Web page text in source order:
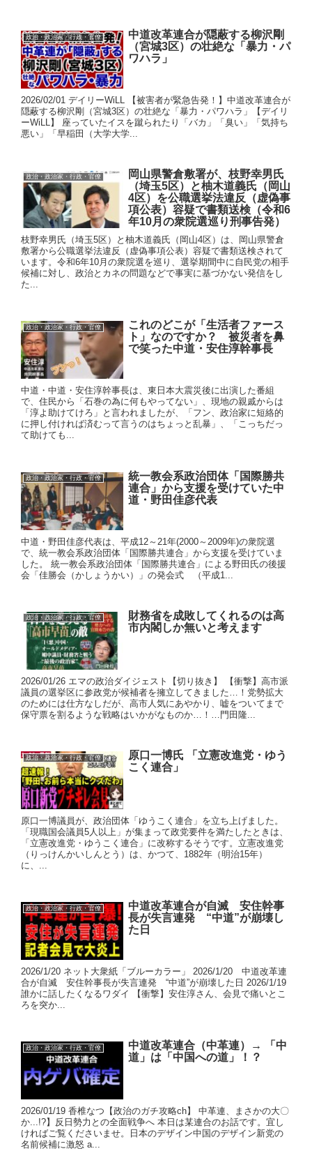
政治・政治家・行政・官僚
中道改革連合が隠蔽する柳沢剛
（宮城3区）の壮絶な「暴力・パ
ワハラ」
2026/02/01 デイリーWiLL 【被害者が緊急告発！】中道改革連合が
隠蔽する柳沢剛（宮城3区）の壮絶な「暴力・パワハラ」【デイリ
ーWiLL】 座っていたイスを蹴られたり「バカ」「臭い」「気持ち
悪い」「早稲田（大学大学...
政治・政治家・行政・官僚
岡山県警倉敷署が、枝野幸男氏
（埼玉5区）と柚木道義氏（岡山
4区）を公職選挙法違反（虚偽事
項公表）容疑で書類送検（令和6
年10月の衆院選巡り刑事告発）
枝野幸男氏（埼玉5区）と柚木道義氏（岡山4区）は、岡山県警倉
敷署から公職選挙法違反（虚偽事項公表）容疑で書類送検されて
います。令和6年10月の衆院選を巡り、選挙期間中に自民党の相手
候補に対し、政治とカネの問題などで事実に基づかない発信をし
た...
政治・政治家・行政・官僚
これのどこが「生活者ファース
ト」なのですか？ 被災者を鼻
で笑った中道・安住淳幹事長
中道・中道・安住淳幹事長は、東日本大震災後に出演した番組
で、住民から「石巻の為に何もやってない」、現地の親戚からは
「淳よ助けてけろ」と言われましたが、「フン、政治家に短絡的
に押し付ければ済むって言うのはちょっと乱暴」、「こっちだっ
て助けても...
政治・政治家・行政・官僚
統一教会系政治団体「国際勝共
連合」から支援を受けていた中
道・野田佳彦代表
中道・野田佳彦代表は、平成12～21年(2000～2009年)の衆院選
で、統一教会系政治団体「国際勝共連合」から支援を受けていま
した。 統一教会系政治団体「国際勝共連合」による野田氏の後援
会「佳勝会（かしょうかい）」の発会式 （平成1...
政治・政治家・行政・官僚
財務省を成敗してくれるのは高
市内閣しか無いと考えます
2026/01/26 エマの政治ダイジェスト【切り抜き】 【衝撃】高市派
議員の選挙区に参政党が候補者を擁立してきました…！党勢拡大
のためには仕方なしだが、高市人気にあやかり、嘘をついてまで
保守票を割るような戦略はいかがなものか…！…門田隆...
政治・政治家・行政・官僚
原口一博氏 「立憲改進党・ゆう
こく連合」
原口一博議員が、政治団体「ゆうこく連合」を立ち上げました。
「現職国会議員5人以上」が集まって政党要件を満たしたときは、
「立憲改進党・ゆうこく連合」に改称するそうです。立憲改進党
（りっけんかいしんとう）は、かつて、1882年（明治15年）
に、...
政治・政治家・行政・官僚
中道改革連合が自滅 安住幹事
長が失言連発 “中道”が崩壊し
た日
2026/1/20 ネット大衆紙「ブルーカラー」 2026/1/20 中道改革連
合が自滅 安住幹事長が失言連発 “中道”が崩壊した日 2026/1/19
誰かに話したくなるワダイ 【衝撃】安住淳さん、会見で痛いとこ
ろを突か...
政治・政治家・行政・官僚
中道改革連合（中革連）→ 「中
道」は「中国への道」！？
2026/01/19 香椎なつ【政治のガチ攻略ch】 中革連、まさかの大〇
か...!?】反日勢力との全面戦争へ 本日は某連合のお話です。宜し
ければご覧くださいませ。日本のデザイン中国のデザイン新党の
名前候補に激怒 a...